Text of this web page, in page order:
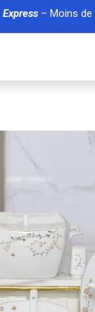
Express– Moins de